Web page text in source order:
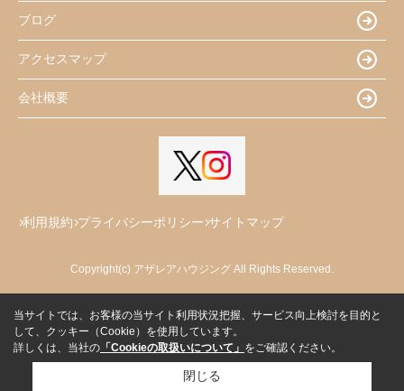
ブログ
アクセスマップ
会社概要
利用規約 プライバシーポリシー サイトマップ
Copyright(c) アザレアハウジング All Rights Reserved.
当サイトでは、お客様の当サイト利用状況把握、サービス向上検討を目的と
して、クッキー（Cookie）を使用しています。
詳しくは、当社の 「Cookieの取扱いについて」 をご確認ください。
閉じる